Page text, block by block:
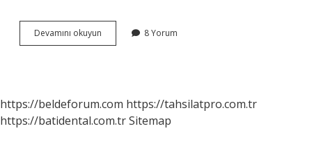
Devamını okuyun Emzirme
Sonrası
8 Yorum
https://beldeforum.com https://tahsilatpro.com.tr
https://batidental.com.trSitemap